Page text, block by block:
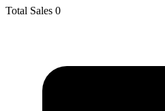
Total Sales 0